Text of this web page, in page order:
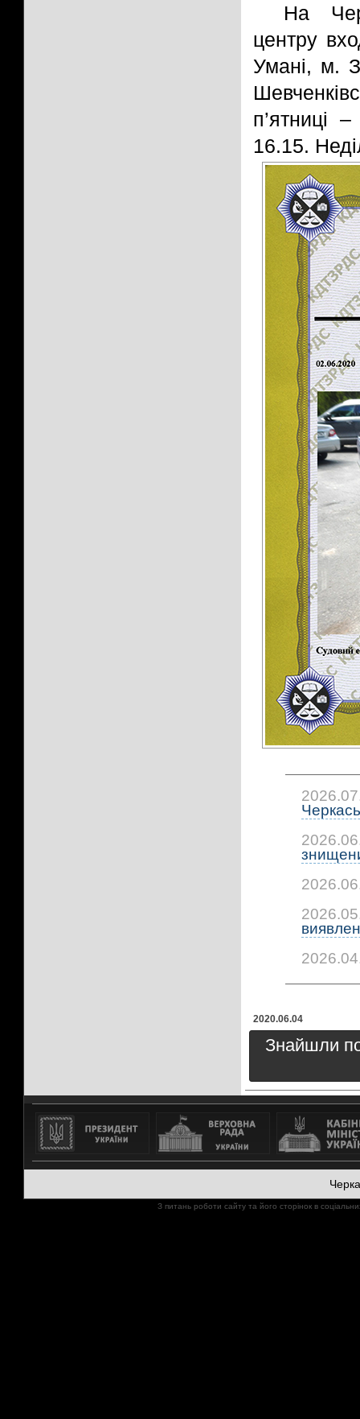
На
центру
Умані, м.
п’ятниці
16.15.
2020.06.04
Знайшли
З питань роботи сайту та його сторінок в